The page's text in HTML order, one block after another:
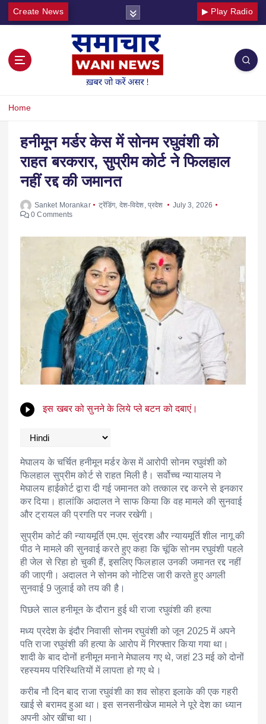
Create News ▶ Play Radio
Home
हनीमून मर्डर केस में सोनम रघुवंशी को
राहत बरकरार, सुप्रीम कोर्ट ने फिलहाल
नहीं रद्द की जमानत
Sanket Morankar ट्रेंडिंग, देश-विदेश प्रदेश
July 3, 2026
0 Comments
इस खबर को सुनने के लिये प्ले बटन को दबाएं।
मेघालय के चर्चित हनीमून मर्डर केस में आरोपी सोनम रघुवंशी को
फिलहाल सुप्रीम कोर्ट से राहत मिली है। सर्वोच्च न्यायालय ने
मेघालय हाईकोर्ट द्वारा दी गई जमानत को तत्काल रद्द करने से इनकार
कर दिया। हालांकि अदालत ने साफ किया कि वह मामले की सुनवाई
और ट्रायल की प्रगति पर नजर रखेगी।
सुप्रीम कोर्ट की न्यायमूर्ति एम.एम. सुंदरश और न्यायमूर्ति शील नागू की
पीठ ने मामले की सुनवाई करते हुए कहा कि चूंकि सोनम रघुवंशी पहले
ही जेल से रिहा हो चुकी हैं, इसलिए फिलहाल उनकी जमानत रद्द नहीं
की जाएगी। अदालत ने सोनम को नोटिस जारी करते हुए अगली
सुनवाई 9 जुलाई को तय की है।
पिछले साल हनीमून के दौरान हुई थी राजा रघुवंशी की हत्या
मध्य प्रदेश के इंदौर निवासी सोनम रघुवंशी को जून 2025 में अपने
पति राजा रघुवंशी की हत्या के आरोप में गिरफ्तार किया गया था।
शादी के बाद दोनों हनीमून मनाने मेघालय गए थे, जहां 23 मई को दोनों
रहस्यमय परिस्थितियों में लापता हो गए थे।
करीब नौ दिन बाद राजा रघुवंशी का शव सोहरा इलाके की एक गहरी
खाई से बरामद हुआ था। इस सनसनीखेज मामले ने पूरे देश का ध्यान
अपनी ओर खींचा था।